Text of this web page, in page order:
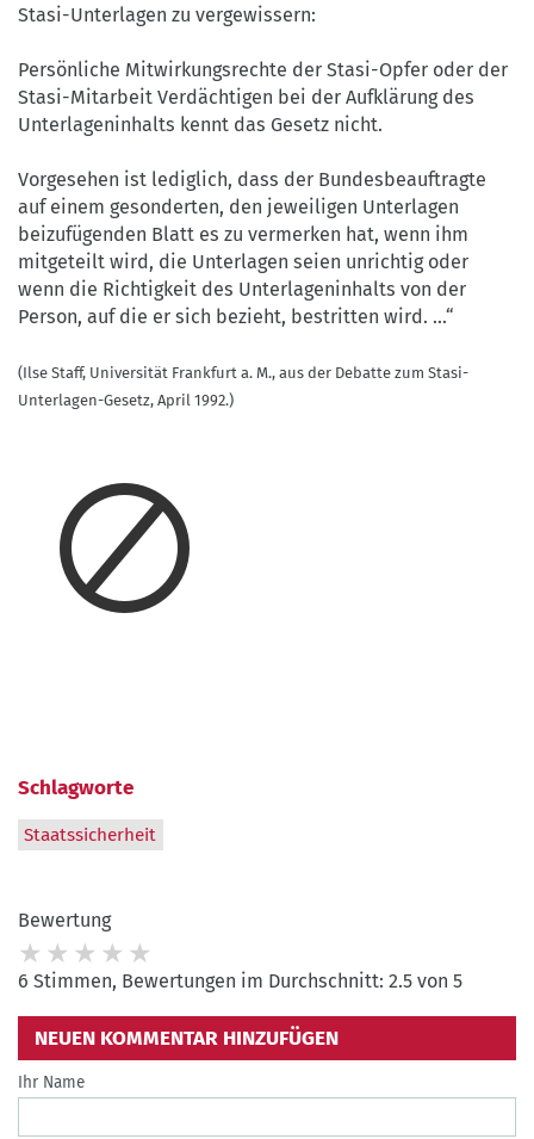
Stasi-Unterlagen zu vergewissern:
Persönliche Mitwirkungsrechte der Stasi-Opfer oder der
Stasi-Mitarbeit Verdächtigen bei der Aufklärung des
Unterlageninhalts kennt das Gesetz nicht.
Vorgesehen ist lediglich, dass der Bundesbeauftragte
auf einem gesonderten, den jeweiligen Unterlagen
beizufügenden Blatt es zu vermerken hat, wenn ihm
mitgeteilt wird, die Unterlagen seien unrichtig oder
wenn die Richtigkeit des Unterlageninhalts von der
Person, auf die er sich bezieht, bestritten wird. ...“
(Ilse Staff, Universität Frankfurt a. M., aus der Debatte zum Stasi-
Unterlagen-Gesetz, April 1992.)
Schlagworte
Staatssicherheit
Bewertung
6 Stimmen, Bewertungen im Durchschnitt: 2.5 von 5
NEUEN KOMMENTAR HINZUFÜGEN
Ihr Name